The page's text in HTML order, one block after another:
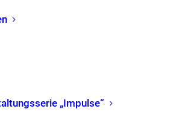
„Impulse“